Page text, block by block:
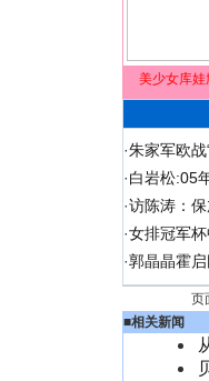
美少女库娃
·朱家军欧
·白岩松:05
·访陈涛：
·女排冠军
·郭晶晶霍
页
■相关新闻